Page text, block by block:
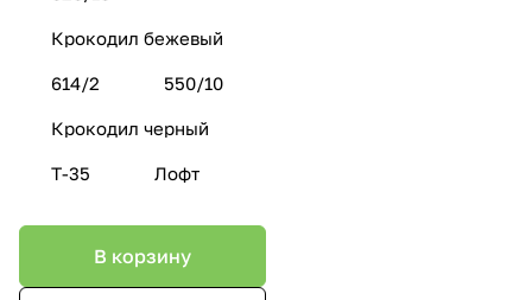
Крокодил бежевый
614/2 550/10
Крокодил черный
Т-35 Лофт
В корзину